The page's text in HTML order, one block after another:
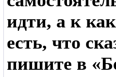
идти, а к
есть, что
пишите в